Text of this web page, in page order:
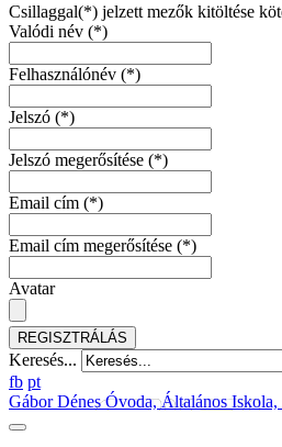
Csillaggal(*) jelzett mezők kitöltése
Valódi név (*)
Felhasználónév (*)
Jelszó (*)
Jelszó megerősítése (*)
Email cím (*)
Email cím megerősítése (*)
Avatar
REGISZTRÁLÁS
Keresés...
fb pt
Gábor Dénes Óvoda, Általános